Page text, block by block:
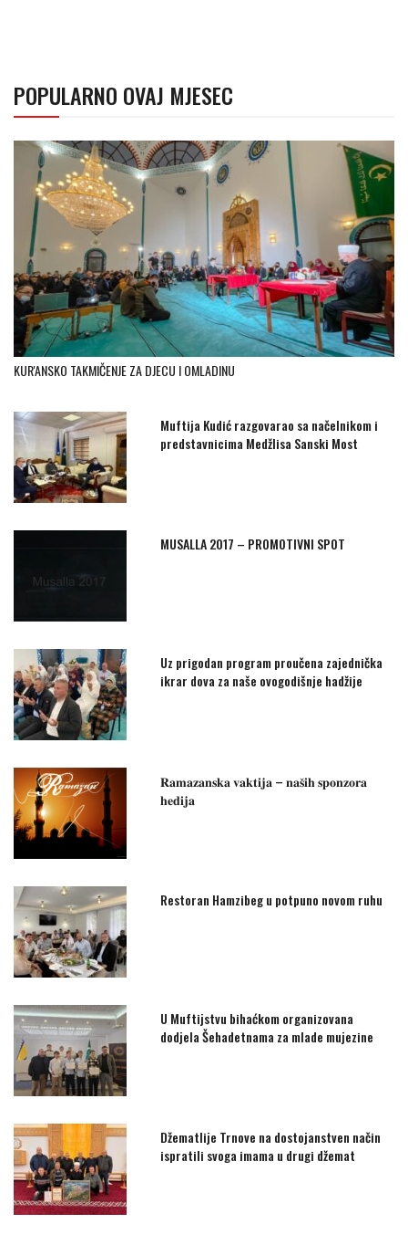
POPULARNO OVAJ MJESEC
KUR'ANSKO TAKMIČENJE ZA DJECU I OMLADINU
Muftija Kudić razgovarao sa načelnikom i
predstavnicima Medžlisa Sanski Most
MUSALLA 2017 – PROMOTIVNI SPOT
Uz prigodan program proučena zajednička
ikrar dova za naše ovogodišnje hadžije
𝐑𝐚𝐦𝐚𝐳𝐚𝐧𝐬𝐤𝐚 𝐯𝐚𝐤𝐭𝐢𝐣𝐚 – 𝐧𝐚𝐬̌𝐢𝐡 𝐬𝐩𝐨𝐧𝐳𝐨𝐫𝐚
𝐡𝐞𝐝𝐢𝐣𝐚
Restoran Hamzibeg u potpuno novom ruhu
U Muftijstvu bihaćkom organizovana
dodjela Šehadetnama za mlade mujezine
Džematlije Trnove na dostojanstven način
ispratili svoga imama u drugi džemat